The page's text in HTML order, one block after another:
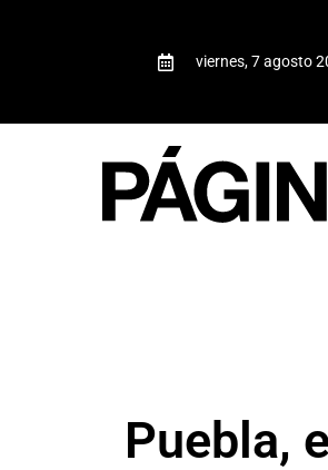
viernes, 7 agosto
Puebla,